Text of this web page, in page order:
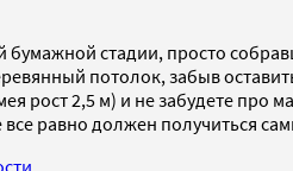
стадии, просто
потолок, забыв
рост 2,5 м) и не забудете
равно должен получиться